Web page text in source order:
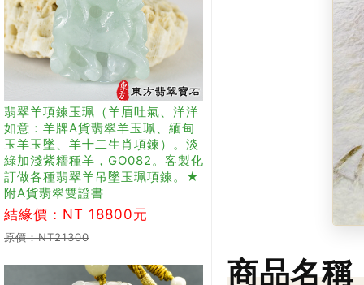
翡翠羊項鍊玉珮（羊眉吐氣、洋洋
如意：羊牌A貨翡翠羊玉珮、緬甸
玉羊玉墜、羊十二生肖項鍊）。淡
綠加淺紫糯種羊，GO082。客製化
訂做各種翡翠羊吊墜玉珮項鍊。★
附A貨翡翠雙證書
結緣價：NT 18800元
原價：NT21300
商品名稱